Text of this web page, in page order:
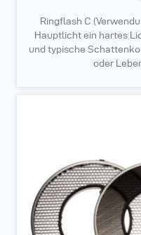
Ringflash C
Hauptlicht ein hartes
und typische
oder